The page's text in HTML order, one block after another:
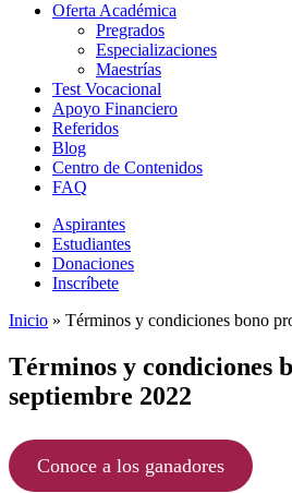
Oferta Académica
Pregrados
Especializaciones
Maestrías
Test Vocacional
Apoyo Financiero
Referidos
Blog
Centro de Contenidos
FAQ
Aspirantes
Estudiantes
Donaciones
Inscríbete
Inicio » Términos y condiciones bono
Términos y condiciones
septiembre 2022
Conoce a los ganadores